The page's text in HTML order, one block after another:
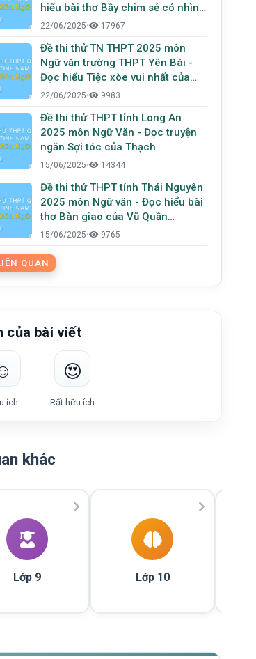
hiểu bài thơ Bầy chim sẻ có nhìn
thấy tôi không? của Nguyễn
22/06/2025• 17967
Đề thi thử TN THPT 2025 môn
Ngữ văn trường THPT Yên Bái -
Đọc hiểu Tiệc xòe vui nhất của
Nguyễn Huy Thiệp
22/06/2025• 9983
Đề thi thử THPT tỉnh Long An
2025 môn Ngữ Văn - Đọc truyện
ngắn Sợi tóc của Thạch
15/06/2025• 14344
Đề thi thử THPT tỉnh Thái Nguyên
2025 môn Ngữ văn - Đọc hiểu bài
thơ Bàn giao của Vũ Quần
Phương
15/06/2025• 9765
QUAN
của bài viết
ích
😍
Rất hữu ích
khác
Lớp 9 Lớp 10